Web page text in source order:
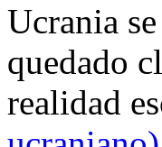
Ucrania
quedado
realidad